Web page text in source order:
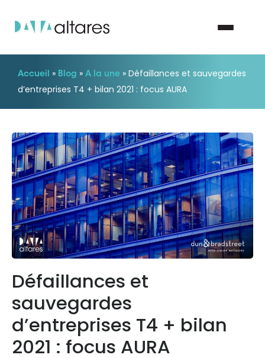
Nous contacter
Vos enjeux
Nos solutions
Nos data
Notre groupe
Accueil » Blog » A la une » Défaillances et sauvegardes
d’entreprises T4 + bilan 2021 : focus AURA
Défaillances et
sauvegardes
d’entreprises T4 + bilan
2021 : focus AURA